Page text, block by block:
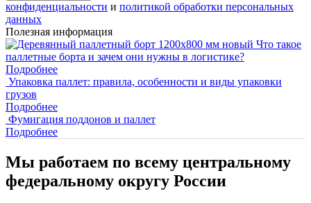
конфиденциальности и политикой обработки персональных
данных
Полезная информация
Что такое
паллетные борта и зачем они нужны в логистике?
Подробнее
Упаковка паллет: правила, особенности и виды упаковки
грузов
Подробнее
Фумигация поддонов и паллет
Подробнее
Мы работаем по всему центральному
федеральному округу России